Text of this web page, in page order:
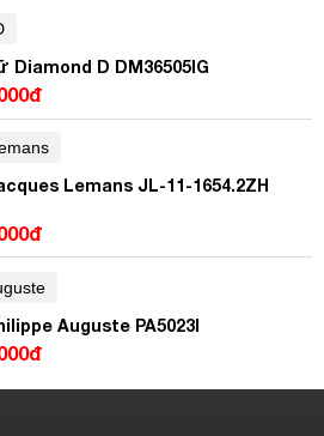
Diamond D DM36505IG
Lemans JL-11-1654.2ZH
Auguste PA5023I